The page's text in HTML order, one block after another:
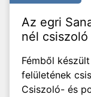
Az egri
nél csiszoló
Fémből
felületének
Csiszoló- és